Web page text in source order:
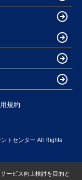
規約
トセンター All Rights
ービス向上検討を目的と